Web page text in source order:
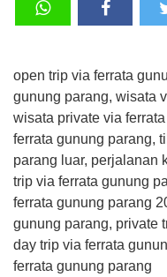
open trip via ferrata
gunung parang, wisata
wisata private via
ferrata gunung parang,
parang luar, perjalanan
trip via ferrata gunung
ferrata gunung parang
gunung parang, private
day trip via ferrata
ferrata gunung parang